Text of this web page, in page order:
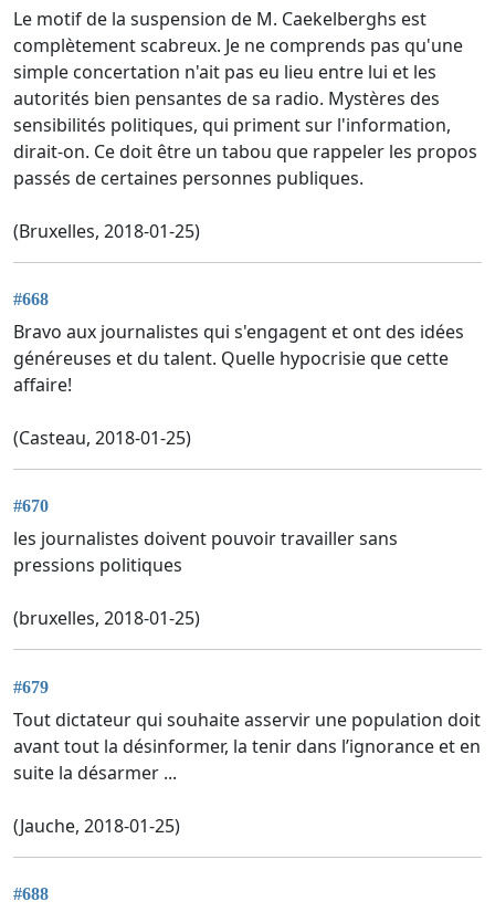
Le motif de la suspension de M. Caekelberghs est
complètement scabreux. Je ne comprends pas qu'une
simple concertation n'ait pas eu lieu entre lui et les
autorités bien pensantes de sa radio. Mystères des
sensibilités politiques, qui priment sur l'information,
dirait-on. Ce doit être un tabou que rappeler les propos
passés de certaines personnes publiques.
(Bruxelles, 2018-01-25)
#668
Bravo aux journalistes qui s'engagent et ont des idées
généreuses et du talent. Quelle hypocrisie que cette
affaire!
(Casteau, 2018-01-25)
#670
les journalistes doivent pouvoir travailler sans
pressions politiques
(bruxelles, 2018-01-25)
#679
Tout dictateur qui souhaite asservir une population doit
avant tout la désinformer, la tenir dans l’ignorance et en
suite la désarmer ...
(Jauche, 2018-01-25)
#688